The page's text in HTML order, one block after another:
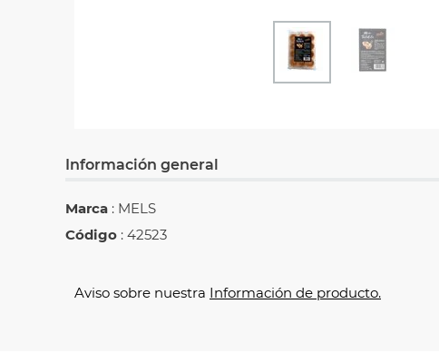
Información general
Marca : MELS
Código : 42523
Aviso sobre nuestra Información de producto.